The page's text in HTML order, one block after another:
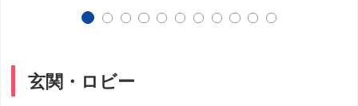
玄関・ロビー